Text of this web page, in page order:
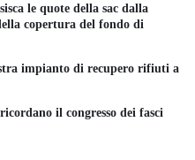
le quote della sac dalla
copertura del fondo di
impianto di recupero rifiuti a
il congresso dei fasci